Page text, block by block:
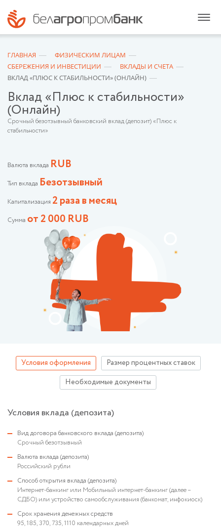
ГЛАВНАЯ
ФИЗИЧЕСКИМ ЛИЦАМ
СБЕРЕЖЕНИЯ И ИНВЕСТИЦИИ
ВКЛАДЫ И СЧЕТА
ВКЛАД «ПЛЮС К СТАБИЛЬНОСТИ» (ОНЛАЙН)
Вклад «Плюс к стабильности»
(Онлайн)
Срочный безотзывный банковский вклад (депозит) «Плюс к
стабильности»
Валюта вклада RUB
Тип вклада Безотзывный
Капитализация 2 раза в месяц
Сумма от 2 000 RUB
Условия оформления
Размер процентных ставок
Необходимые документы
Условия вклада (депозита)
Вид договора банковского вклада (депозита)
Срочный безотзывный
Валюта вклада (депозита)
Российский рубли
Способ открытия вклада (депозита)
Интернет-банкинг или Мобильный интернет-банкинг (далее –
СДБО) или устройство самообслуживания (банкомат, инфокиоск)
Срок хранения денежных средств
95, 185, 370, 735, 1110 календарных дней